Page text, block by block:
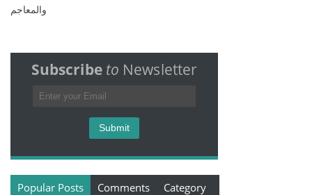
والمعاجم
Subscribe to Newsletter
Popular Posts Comments Category